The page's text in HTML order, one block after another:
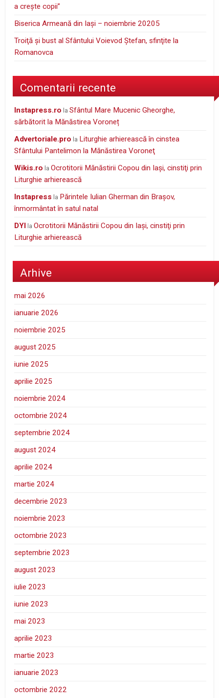
a creşte copii”
Biserica Armeană din Iași – noiembrie 20205
Troiţă şi bust al Sfântului Voievod Ştefan, sfinţite la
Romanovca
Comentarii recente
instapress.ro laSfântul Mare Mucenic Gheorghe,
sărbătorit la Mănăstirea Voroneț
Advertoriale.pro la Liturghie arhierească în cinstea
Sfântului Pantelimon la Mănăstirea Voroneţ
wikis.ro laOcrotitorii Mănăstirii Copou din Iaşi, cinstiţi prin
Liturghie arhierească
Instapress la Părintele Iulian Gherman din Braşov,
înmormântat în satul natal
DYI
laOcrotitorii Mănăstirii Copou din Iaşi, cinstiţi prin
Liturghie arhierească
Arhive
mai 2026
ianuarie 2026
noiembrie 2025
august 2025
iunie 2025
aprilie 2025
noiembrie 2024
octombrie 2024
septembrie 2024
august 2024
aprilie 2024
martie 2024
decembrie 2023
noiembrie 2023
octombrie 2023
septembrie 2023
august 2023
iulie 2023
iunie 2023
mai 2023
aprilie 2023
martie 2023
ianuarie 2023
octombrie 2022